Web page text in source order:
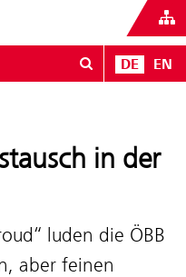
DE EN
in der
luden die ÖBB
aber feinen